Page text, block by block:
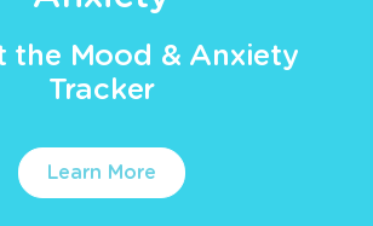
the Mood & Anxiety
Tracker
Learn More